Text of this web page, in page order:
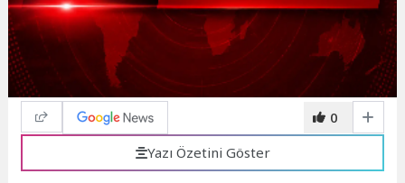
0
Yazı Özetini Göster